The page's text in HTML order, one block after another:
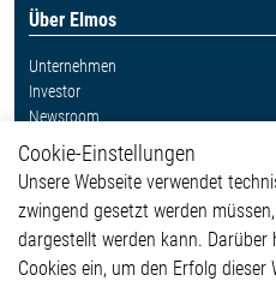
Über Elmos
Unternehmen
Investor
Newsroom
Weitere Links
Glossar
Kontakt
Hinweisgeberschutzsystem
Cookie-Einstellungen
Unsere Webseite verwendet
zwingend gesetzt werden
dargestellt werden kann.
Cookies ein, um den Erfolg dieser